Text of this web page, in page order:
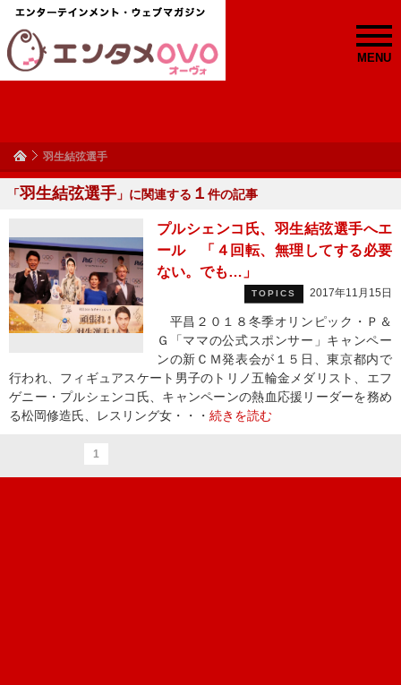
MENU
羽生結弦選手
「羽生結弦選手 」に関連する １ 件の記事
プルシェンコ氏、羽生結弦選手へエ
ール 「４回転、無理してする必要
ない。でも…」
TOPICS 2017年11月15日
平昌２０１８冬季オリンピック・Ｐ＆
Ｇ「ママの公式スポンサー」キャンペー
ンの新ＣＭ発表会が１５日、東京都内で
行われ、フィギュアスケート男子のトリノ五輪金メダリスト、エフ
ゲニー・プルシェンコ氏、キャンペーンの熱血応援リーダーを務め
る松岡修造氏、レスリング女・・・ 続きを読む
1